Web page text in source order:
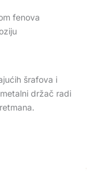
fenova
šrafova i
držač radi